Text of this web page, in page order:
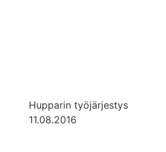
Hupparin työjärjestys
11.08.2016